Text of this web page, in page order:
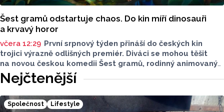
Šest gramů odstartuje chaos. Do kin míří dinosauři
a krvavý horor
včera 12:29 První srpnový týden přináší do českých kin
trojici výrazně odlišných premiér. Diváci se mohou těšit
na novou českou komedii Šest gramů, rodinný animovaný
film Tlapková patrola: Dinosauří film i horor Zmrzlinář,
který je určen pouze dospělým divákům. Filmové novinky
představil Radek Kreuziger v rozhovoru Lukáše Kobzy pro
Radio Haná.
Nejčtenější
Společnost Lifestyle